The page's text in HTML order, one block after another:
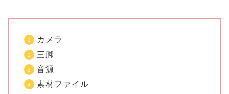
カメラ
三脚
音源
素材ファイル